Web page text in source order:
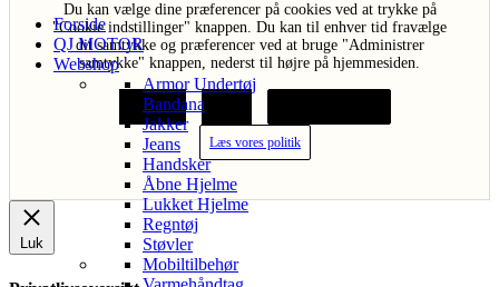
Forside
QJ MOTOR
Webshop
Armor Undertøj
Bandana
Jakker
Jeans
Handsker
Åbne Hjelme
Lukket Hjelme
Regntøj
Støvler
Mobiltilbehør
Du kan vælge dine præferencer på cookies ved at trykke på
"Cookie indstillinger" knappen. Du kan til enhver tid fravælge
dit samtykke og præferencer ved at bruge "Administrer
samtykke" knappen, nederst til højre på hjemmesiden.
Acceptér
Læs vores politik
Luk